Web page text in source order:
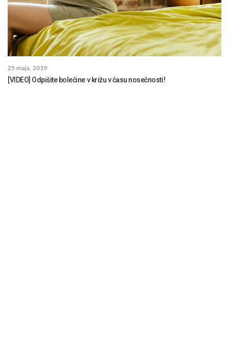
25 maja, 2019
[VIDEO] Odpišite bolečine v križu v času nosečnosti!